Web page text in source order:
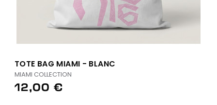
TOTE BAG MIAMI - BLANC
MIAMI COLLECTION
12,00 €